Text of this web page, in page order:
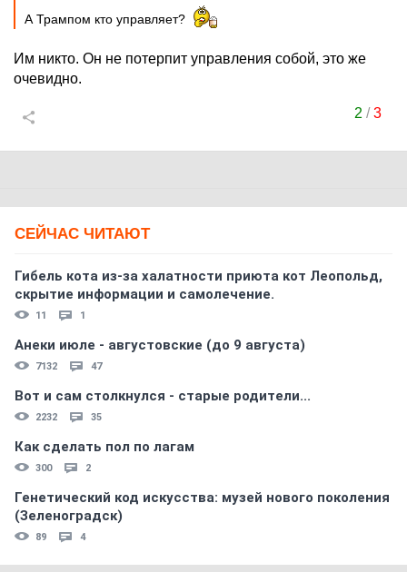
А Трампом кто управляет?
Им никто. Он не потерпит управления собой, это же
очевидно.
2 /3
СЕЙЧАС ЧИТАЮТ
Гибель кота из-за халатности приюта кот Леопольд,
скрытиe информации и самолечение.
11 1
Анеки июле - августовские (до 9 августа)
7132 47
Вот и сам столкнулся - старые родители...
2232 35
Как сделать пол по лагам
300 2
Генетический код искусства: музей нового поколения
(Зеленоградск)
89 4